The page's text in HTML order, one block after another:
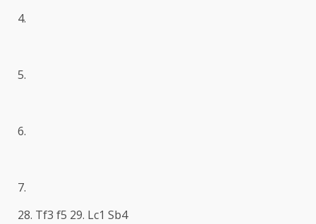
4.
5.
6.
7.
28. Tf3 f5 29. Lc1 Sb4